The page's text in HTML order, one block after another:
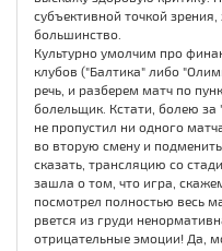
субъективной точкой
большинство.
Культурно умолчим про
клубов ("Балтика" либо
речь, и разберем матч по
болельщик. Кстати, болею за
не пропустил ни одного
во вторую смену и
сказать, трансляцию со
зашла о том, что игра,
посмотрел полностью весь
рвется из груди
отрицательные эмоции! Да,